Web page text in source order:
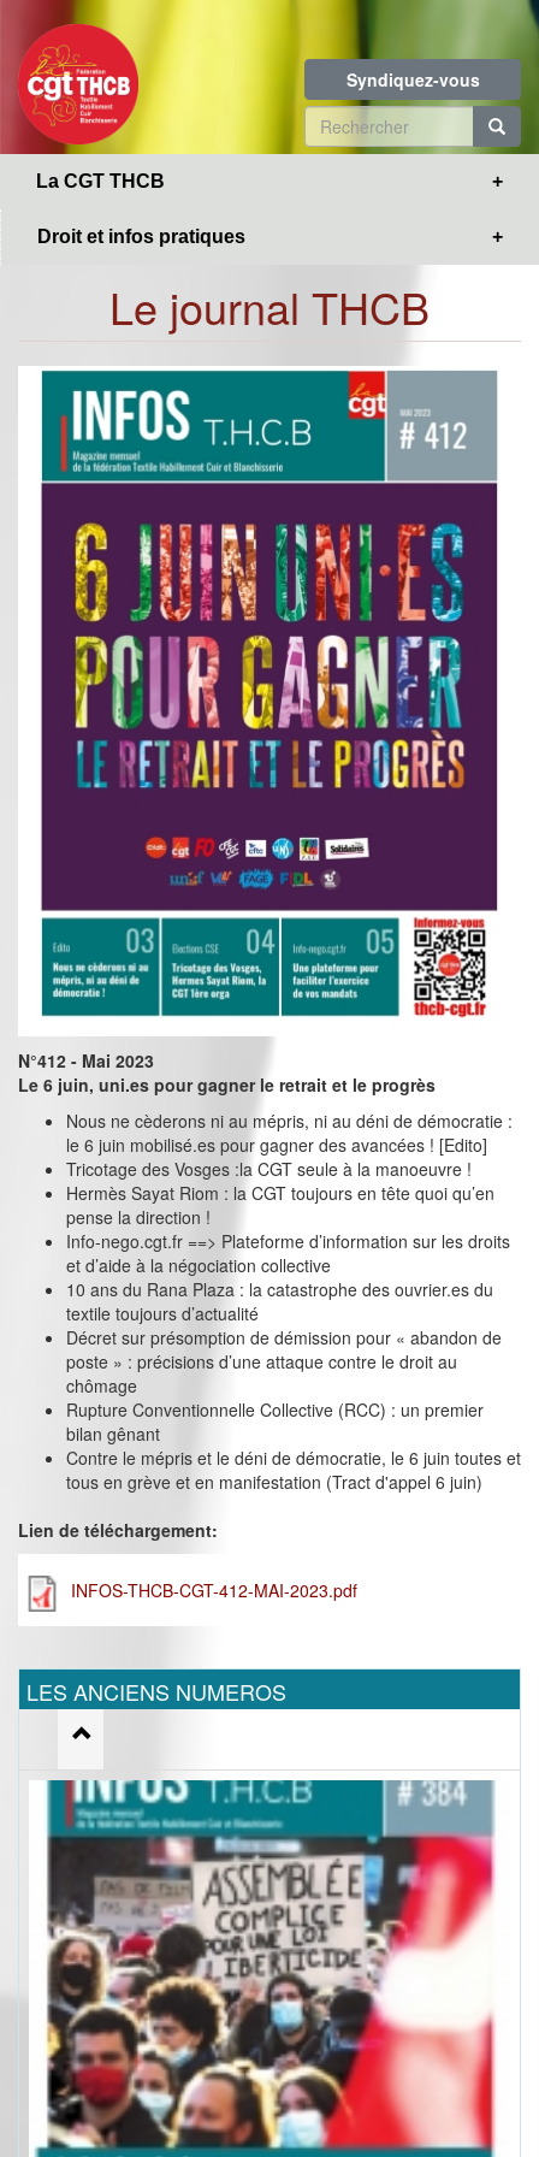
contenu
principal
Syndiquez-vous
Formulaire
de
La CGT THCB
Droit et infos pratiques
Le journal THCB
N°412 - Mai 2023
Le 6 juin, uni.es pour gagner le retrait et le progrès
Nous ne cèderons ni au mépris, ni au déni de démocratie :
le 6 juin mobilisé.es pour gagner des avancées ! [Edito]
Tricotage des Vosges :la CGT seule à la manoeuvre !
Hermès Sayat Riom : la CGT toujours en tête quoi qu’en
pense la direction !
Info-nego.cgt.fr ==> Plateforme d’information sur les droits
et d’aide à la négociation collective
10 ans du Rana Plaza : la catastrophe des ouvrier.es du
textile toujours d’actualité
Décret sur présomption de démission pour « abandon de
poste » : précisions d’une attaque contre le droit au
chômage
Rupture Conventionnelle Collective (RCC) : un premier
bilan gênant
Contre le mépris et le déni de démocratie, le 6 juin toutes et
tous en grève et en manifestation (Tract d'appel 6 juin)
Lien de téléchargement:
INFOS-THCB-CGT-412-MAI-2023.pdf
LES ANCIENS NUMEROS